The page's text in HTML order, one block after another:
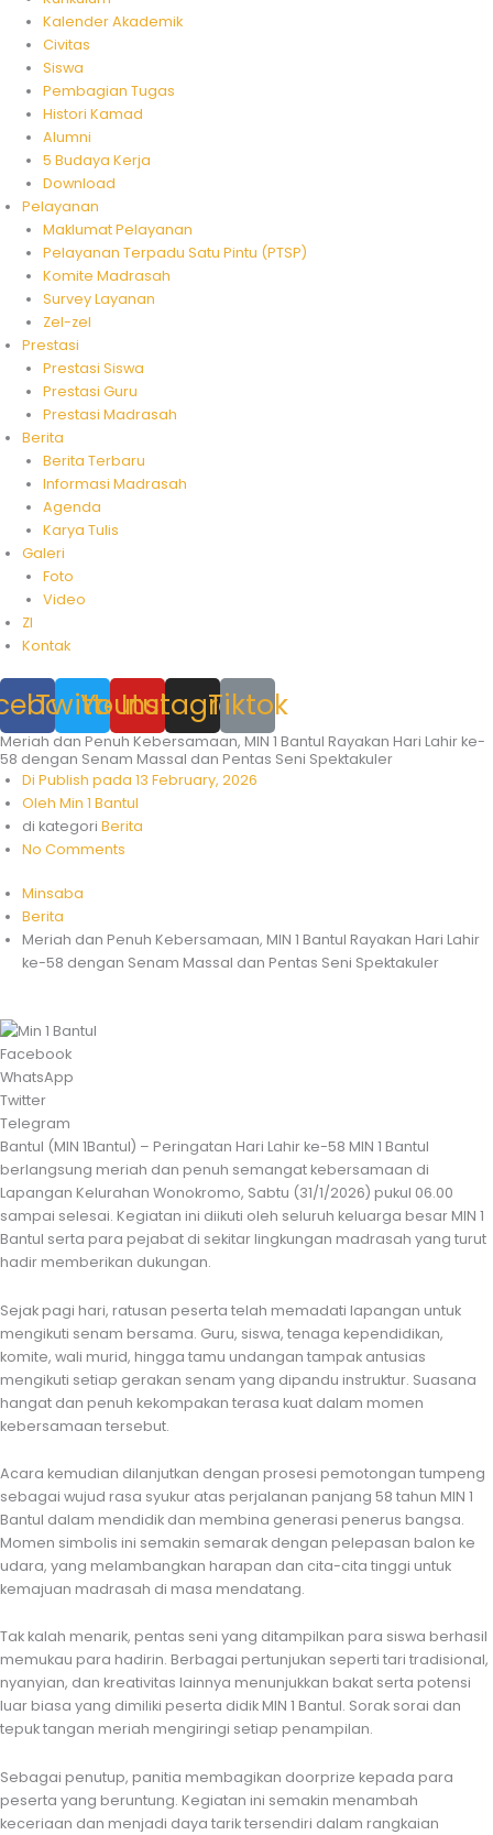
Kalender Akademik
Civitas
Siswa
Pembagian Tugas
Histori Kamad
Alumni
5 Budaya Kerja
Download
Pelayanan
Maklumat Pelayanan
Pelayanan Terpadu Satu Pintu (PTSP)
Komite Madrasah
Survey Layanan
Zel-zel
Prestasi
Prestasi Siswa
Prestasi Guru
Prestasi Madrasah
Berita
Berita Terbaru
Informasi Madrasah
Agenda
Karya Tulis
Galeri
Foto
Video
ZI
Kontak
TwitterYoutube
Instagram
Tiktok
Meriah dan Penuh Kebersamaan, MIN 1 Bantul Rayakan Hari Lahir ke-
58 dengan Senam Massal dan Pentas Seni Spektakuler
Di Publish pada 13 February, 2026
Oleh Min 1 Bantul
di kategori Berita
No Comments
Minsaba
Berita
Meriah dan Penuh Kebersamaan, MIN 1 Bantul Rayakan Hari Lahir
ke-58 dengan Senam Massal dan Pentas Seni Spektakuler
Facebook
WhatsApp
Twitter
Telegram
Bantul (MIN 1Bantul) – Peringatan Hari Lahir ke-58 MIN 1 Bantul
berlangsung meriah dan penuh semangat kebersamaan di
Lapangan Kelurahan Wonokromo, Sabtu (31/1/2026) pukul 06.00
sampai selesai. Kegiatan ini diikuti oleh seluruh keluarga besar MIN 1
Bantul serta para pejabat di sekitar lingkungan madrasah yang turut
hadir memberikan dukungan.
Sejak pagi hari, ratusan peserta telah memadati lapangan untuk
mengikuti senam bersama. Guru, siswa, tenaga kependidikan,
komite, wali murid, hingga tamu undangan tampak antusias
mengikuti setiap gerakan senam yang dipandu instruktur. Suasana
hangat dan penuh kekompakan terasa kuat dalam momen
kebersamaan tersebut.
Acara kemudian dilanjutkan dengan prosesi pemotongan tumpeng
sebagai wujud rasa syukur atas perjalanan panjang 58 tahun MIN 1
Bantul dalam mendidik dan membina generasi penerus bangsa.
Momen simbolis ini semakin semarak dengan pelepasan balon ke
udara, yang melambangkan harapan dan cita-cita tinggi untuk
kemajuan madrasah di masa mendatang.
Tak kalah menarik, pentas seni yang ditampilkan para siswa berhasil
memukau para hadirin. Berbagai pertunjukan seperti tari tradisional,
nyanyian, dan kreativitas lainnya menunjukkan bakat serta potensi
luar biasa yang dimiliki peserta didik MIN 1 Bantul. Sorak sorai dan
tepuk tangan meriah mengiringi setiap penampilan.
Sebagai penutup, panitia membagikan doorprize kepada para
peserta yang beruntung. Kegiatan ini semakin menambah
keceriaan dan menjadi daya tarik tersendiri dalam rangkaian